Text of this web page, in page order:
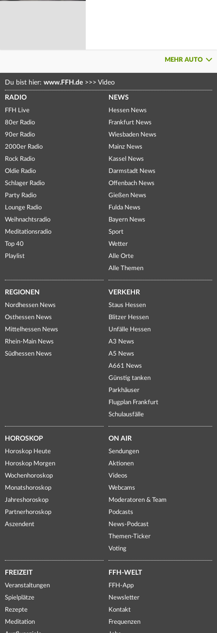
MEHR AUTO
Du bist hier: www.FFH.de >>> Video
RADIO
FFH Live
80er Radio
90er Radio
2000er Radio
Rock Radio
Oldie Radio
Schlager Radio
Party Radio
Lounge Radio
Weihnachtsradio
Meditationsradio
Top 40
Playlist
NEWS
Hessen News
Frankfurt News
Wiesbaden News
Mainz News
Kassel News
Darmstadt News
Offenbach News
Gießen News
Fulda News
Bayern News
Sport
Wetter
Alle Orte
Alle Themen
REGIONEN
Nordhessen News
Osthessen News
Mittelhessen News
Rhein-Main News
Südhessen News
VERKEHR
Staus Hessen
Blitzer Hessen
Unfälle Hessen
A3 News
A5 News
A661 News
Günstig tanken
Parkhäuser
Flugplan Frankfurt
Schulausfälle
HOROSKOP
Horoskop Heute
Horoskop Morgen
Wochenhoroskop
Monatshoroskop
Jahreshoroskop
Partnerhoroskop
Aszendent
ON AIR
Sendungen
Aktionen
Videos
Webcams
Moderatoren & Team
Podcasts
News-Podcast
Themen-Ticker
Voting
FREIZEIT
Veranstaltungen
Spielplätze
Rezepte
Meditation
FFH-WELT
FFH-App
Newsletter
Kontakt
Frequenzen